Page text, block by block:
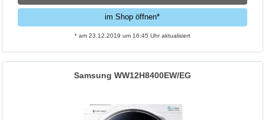
im Shop öffnen*
* am 23.12.2019 um 16:45 Uhr aktualisiert
Samsung WW12H8400EW/EG